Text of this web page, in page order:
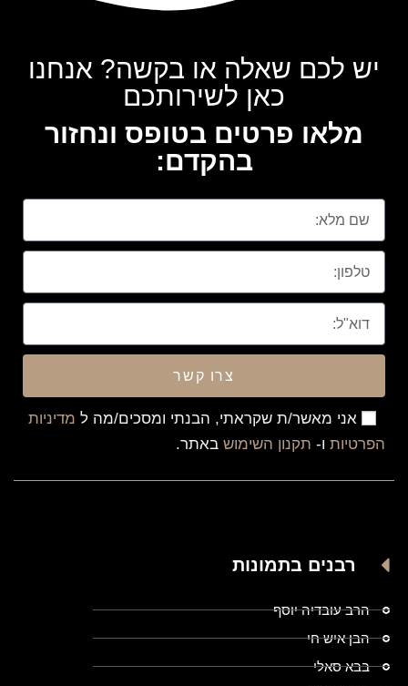
יש לכם שאלה או בקשה? אנחנו
כאן לשירותכם
מלאו פרטים בטופס ונחזור
בהקדם:
אני מאשר/ת שקראתי, הבנתי ומסכים/מה ל מדיניות
הפרטיות ו- תקנון השימוש באתר.
צרו קשר
רבנים בתמונות
הרב עובדיה יוסף
הבן איש חי
בבא סאלי